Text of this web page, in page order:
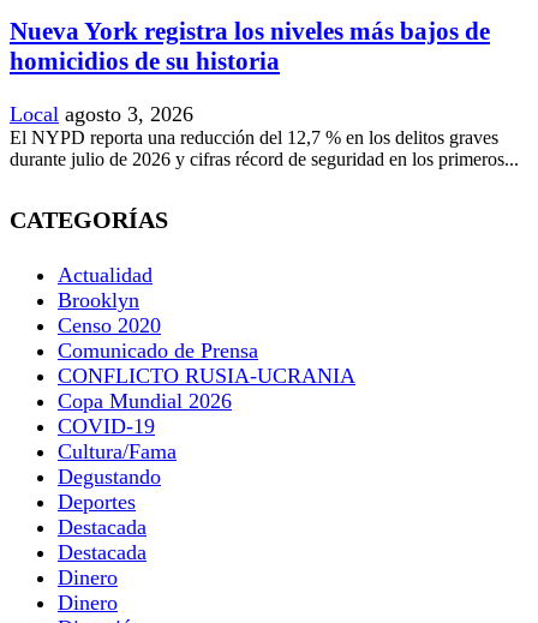
Nueva York registra los niveles más bajos de
homicidios de su historia
Local agosto 3, 2026
El NYPD reporta una reducción del 12,7 % en los delitos graves
durante julio de 2026 y cifras récord de seguridad en los primeros...
CATEGORÍAS
Actualidad
Brooklyn
Censo 2020
Comunicado de Prensa
CONFLICTO RUSIA-UCRANIA
Copa Mundial 2026
COVID-19
Cultura/Fama
Degustando
Deportes
Destacada
Destacada
Dinero
Dinero